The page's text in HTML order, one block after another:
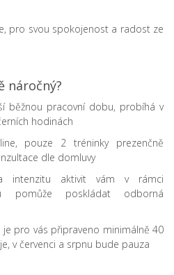
pro svou spokojenost a radost ze
náročný?
běžnou pracovní dobu, probíhá v
hodinách
pouze 2 tréninky prezenčně
dle domluvy
intenzitu aktivit vám v rámci
pomůže poskládat odborná
pro vás připraveno minimálně 40
v červenci a srpnu bude pauza